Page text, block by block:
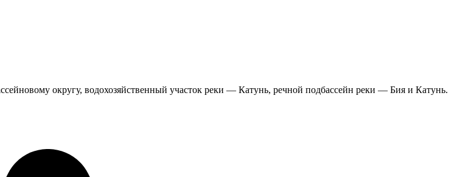
округу, водохозяйственный участок реки — Катунь, речной подбассейн реки — Бия и Катунь.